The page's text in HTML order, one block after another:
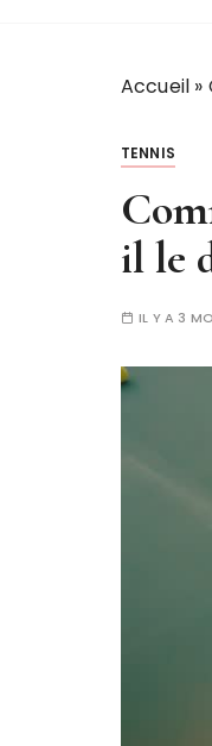
Accueil »
TENNIS
il le
IL Y A 3